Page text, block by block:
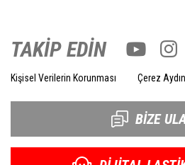
TAKİP EDİN
Kişisel Verilerin Korunması Çerez
BİZE